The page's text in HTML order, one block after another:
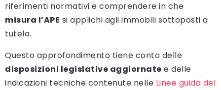
riferimenti normativi e comprendere in che
misura l’APE si applichi agli immobili sottoposti a
tutela.
Questo approfondimento tiene conto delle
disposizioni legislative aggiornate e delle
indicazioni tecniche contenute nelle Linee guida del